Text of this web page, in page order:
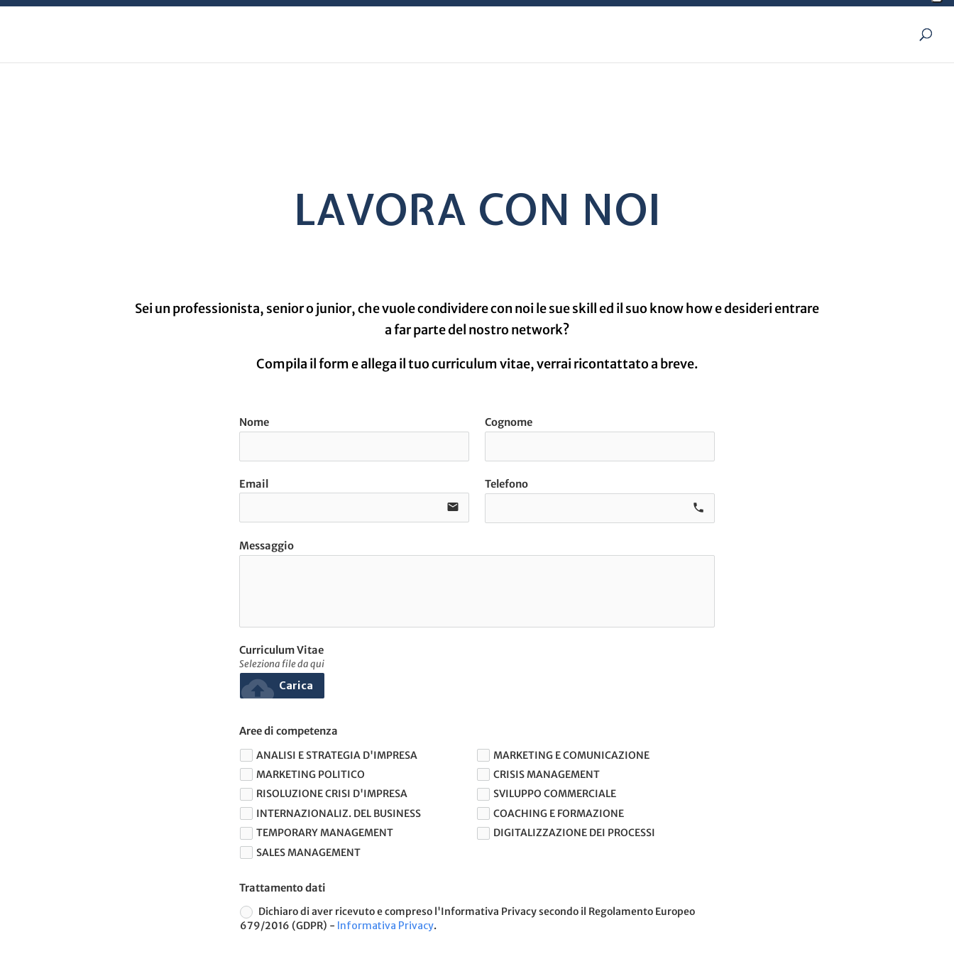
LAVORA CON NOI
Sei un professionista, senior o junior, che vuole condividere con noi le sue skill ed il suo know how e desideri entrare
a far parte del nostro network?
Compila il form e allega il tuo curriculum vitae, verrai ricontattato a breve.
Nome Cognome
Email
email
Telefono
call e0b0
Messaggio
Curriculum Vitae
Seleziona file da qui
cloud_upload Carica
Aree di competenza
ANALISI E STRATEGIA D'IMPRESA
MARKETING E COMUNICAZIONE
MARKETING POLITICO
CRISIS MANAGEMENT
RISOLUZIONE CRISI D'IMPRESA
SVILUPPO COMMERCIALE
INTERNAZIONALIZ. DEL BUSINESS
COACHING E FORMAZIONE
TEMPORARY MANAGEMENT
DIGITALIZZAZIONE DEI PROCESSI
SALES MANAGEMENT
Trattamento dati
Dichiaro di aver ricevuto e compreso l'Informativa Privacy secondo il Regolamento Europeo
679/2016 (GDPR) - Informativa Privacy.